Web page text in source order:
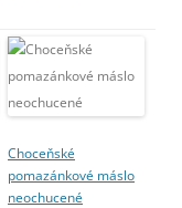
Choceňské
pomazánkové máslo
neochucené